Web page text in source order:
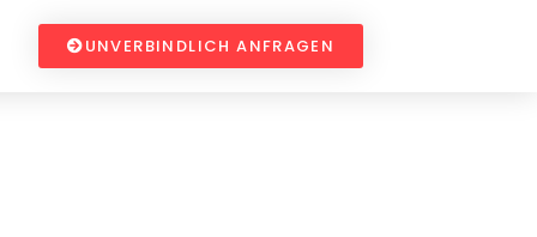
UNVERBINDLICH ANFRAGEN